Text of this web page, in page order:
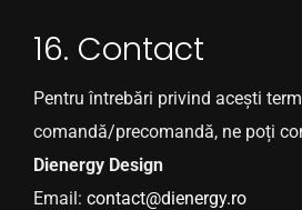
16. Contact
Pentru întrebări privind acești
comandă/precomandă, ne poți
Dienergy Design
Email: contact@dienergy.ro